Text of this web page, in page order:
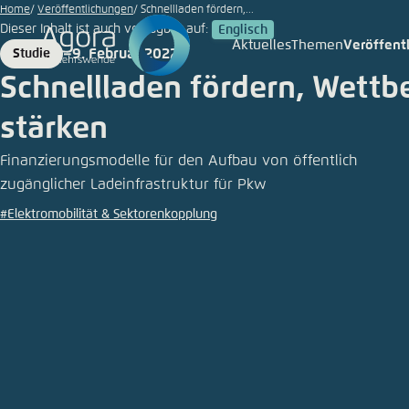
Zum
Hauptinhalt
gehen
AktuellesThemen
Home Veröffentlichungen Schnellladen fördern,...
Dieser Inhalt ist auch verfügbar auf: Englisch
Format
Studie
Date
9. Februar 2022
Schnellladen fördern,
stärken
Finanzierungsmodelle für den Aufbau von öffentlich
zugänglicher Ladeinfrastruktur für Pkw
#Elektromobilität & Sektorenkopplung
©
iStock/PLAINVIEW
Melden
Deutsch
Agora
Diese